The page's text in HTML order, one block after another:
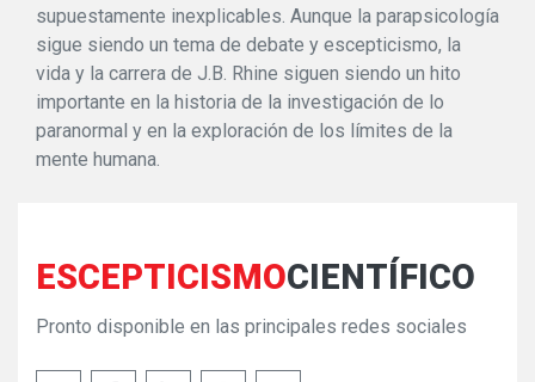
supuestamente inexplicables. Aunque la parapsicología
sigue siendo un tema de debate y escepticismo, la
vida y la carrera de J.B. Rhine siguen siendo un hito
importante en la historia de la investigación de lo
paranormal y en la exploración de los límites de la
mente humana.
ESCEPTICISMOCIENTÍFICO
Pronto disponible en las principales redes sociales